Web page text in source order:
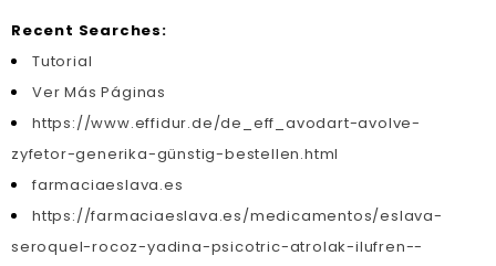
Recent Searches:
Tutorial
Ver Más Páginas
https://www.effidur.de/de_eff_avodart-avolve-
zyfetor-generika-günstig-bestellen.html
farmaciaeslava.es
https://farmaciaeslava.es/medicamentos/eslava-
seroquel-rocoz-yadina-psicotric-atrolak-ilufren--